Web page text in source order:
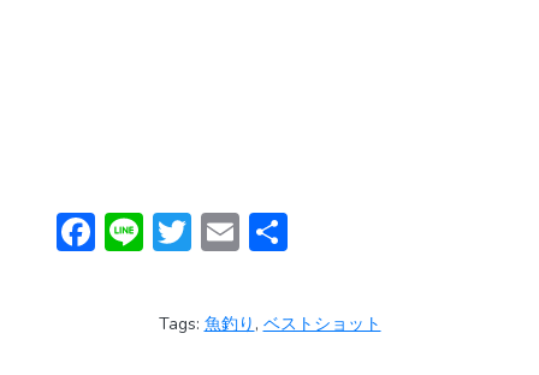
F Li
e
T
itt
er
E
ai
l
Tags: 魚釣り , ベストショット